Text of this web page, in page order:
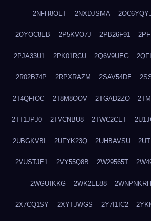
2NFH8OET 2NXDJSMA
2OYOC8EB 2P5KVO7J 2PB26F91
2PJA33U1 2PK01RCU 2Q6V9UEG
2R02B74P 2RPXRAZM 2SAV54DE
2T4QFIOC 2T8M8OOV 2TGAD2ZO
2TT1JPJ0 2TVCNBU8 2TWC2CET
2UBGKVBI 2UFYK23Q 2UHBAVSU
2VUSTJE1 2VY55Q8B 2W29565T
2WGUIKKG 2WK2EL88 2WNPNKRH
2X7CQ1SY 2XYTJWGS 2Y7I1IC2